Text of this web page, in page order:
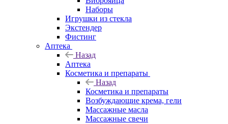
Наборы
Игрушки из стекла
Экстендер
Фистинг
Аптека
Назад
Аптека
Косметика и препараты
Назад
Косметика и препараты
Возбуждающие крема, гели
Массажные масла
Массажные свечи